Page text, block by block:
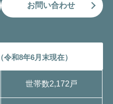
お問い合わせ
（令和8年6月末現在）
世帯数2,172戸